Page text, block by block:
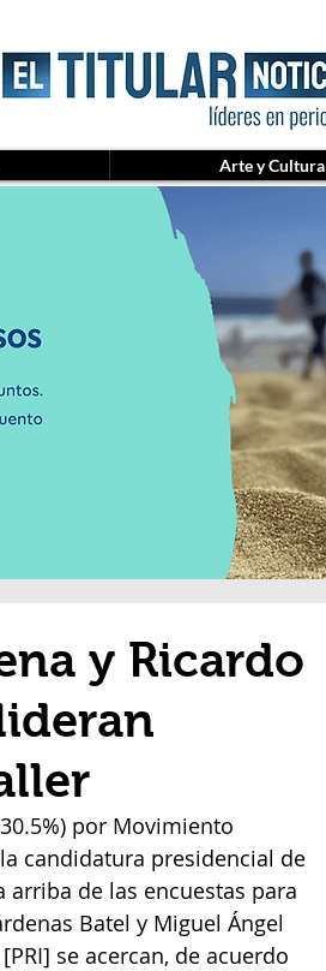
y Ricardo
por Movimiento
candidatura presidencial de
arriba de las encuestas para
Batel y Miguel Ángel
se acercan, de acuerdo
Arte y Cultura